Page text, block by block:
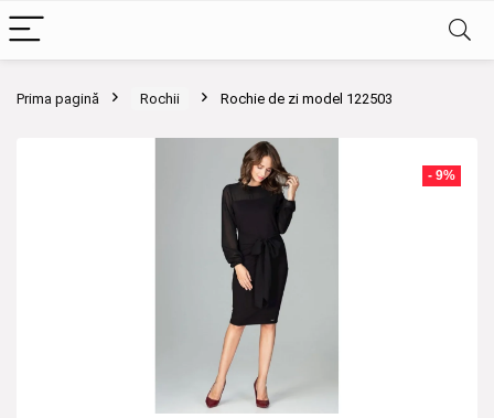
Prima pagină Rochii Rochie de zi model 122503
- 9%